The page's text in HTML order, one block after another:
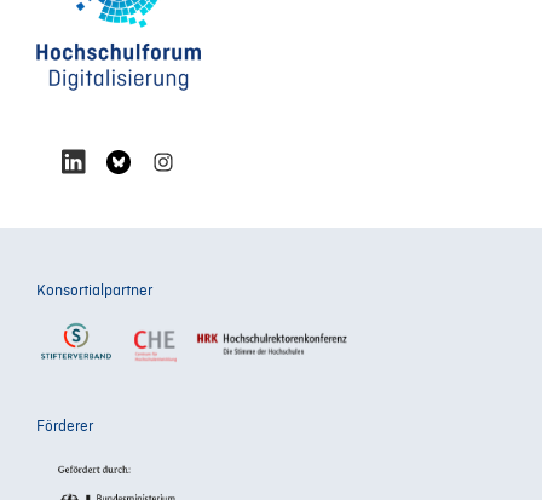
Konsortialpartner
Förderer